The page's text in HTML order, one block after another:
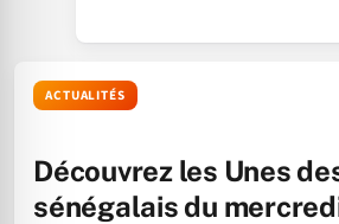
ACTUALITÉS
Découvrez les Unes
sénégalais du